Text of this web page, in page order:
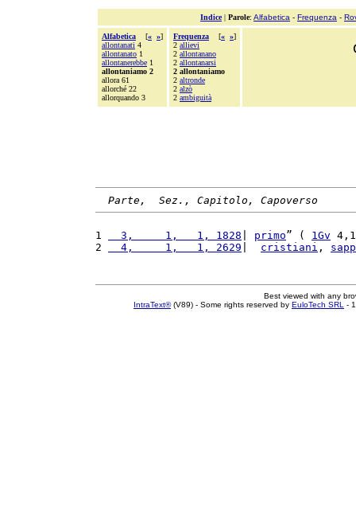
Indice| Parole: Alfabetica - Frequenza -
Alfabetica [« »]
allontanati 4
allontanato 1
allontanerebbe 1
allontaniamo 2
allora 61
allorché 22
allorquando 3
Frequenza [« »]
2 allievi
2 allontanano
2 allontanarsi
2 allontaniamo
2 altronde
2 alzò
2 ambiguità
Parte,  Sez., Capitolo, Capoverso
1
  3,     1,   1, 1828
primo” ( 1Gv
2
  4,     1,   1, 2629
cristiani ,
Best viewed with any
IntraText®(V89) - Some rights reserved by EuloTech SRL -